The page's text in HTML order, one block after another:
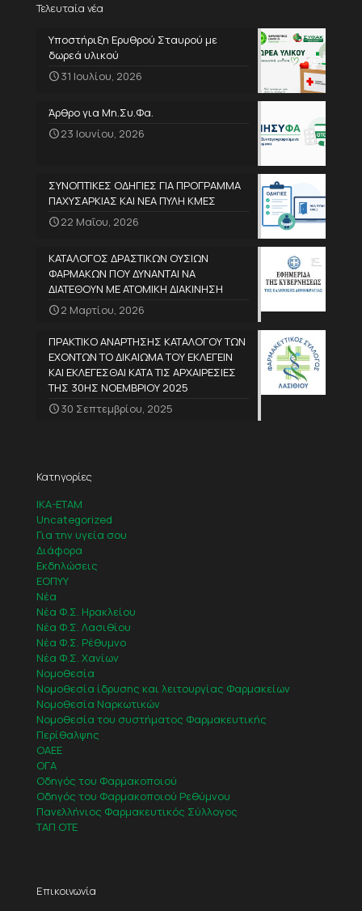
Τελευταία νέα
Υποστήριξη Ερυθρού Σταυρού με
δωρεά υλικού
31 Ιουλίου, 2026
Άρθρο για Μη.Συ.Φα.
23 Ιουνίου, 2026
ΣΥΝΟΠΤΙΚΕΣ ΟΔΗΓΙΕΣ ΓΙΑ ΠΡΟΓΡΑΜΜΑ
ΠΑΧΥΣΑΡΚΙΑΣ ΚΑΙ ΝΕΑ ΠΥΛΗ ΚΜΕΣ
22 Μαΐου, 2026
ΚΑΤΑΛΟΓΟΣ ΔΡΑΣΤΙΚΩΝ ΟΥΣΙΩΝ
ΦΑΡΜΑΚΩΝ ΠΟΥ ΔΥΝΑΝΤΑΙ ΝΑ
ΔΙΑΤΕΘΟΥΝ ΜΕ ΑΤΟΜΙΚΗ ΔΙΑΚΙΝΗΣΗ
2 Μαρτίου, 2026
ΠΡΑΚΤΙΚΟ ΑΝΑΡΤΗΣΗΣ ΚΑΤΑΛΟΓΟΥ ΤΩΝ
ΕΧΟΝΤΩΝ ΤΟ ΔΙΚΑΙΩΜΑ ΤΟΥ ΕΚΛΕΓΕΙΝ
ΚΑΙ ΕΚΛΕΓΕΣΘΑΙ ΚΑΤΑ ΤΙΣ ΑΡΧΑΙΡΕΣΙΕΣ
ΤΗΣ 30ΗΣ ΝΟΕΜΒΡΙΟΥ 2025
30 Σεπτεμβρίου, 2025
Κατηγορίες
IKA-ETAM
Uncategorized
Για την υγεία σου
Διάφορα
Εκδηλώσεις
ΕΟΠΥΥ
Νέα
Νέα Φ.Σ. Ηρακλείου
Νέα Φ.Σ. Λασιθίου
Νέα Φ.Σ. Ρέθυμνο
Νέα Φ.Σ. Χανίων
Νομοθεσία
Νομοθεσία ίδρυσης και λειτουργίας Φαρμακείων
Νομοθεσία Ναρκωτικών
Νομοθεσία του συστήματος Φαρμακευτικής
Περίθαλψης
ΟΑΕΕ
ΟΓΑ
Οδηγός του Φαρμακοποιού
Οδηγός του Φαρμακοποιού Ρεθύμνου
Πανελλήνιος Φαρμακευτικός Σύλλογος
ΤΑΠ ΟΤΕ
Επικοινωνία